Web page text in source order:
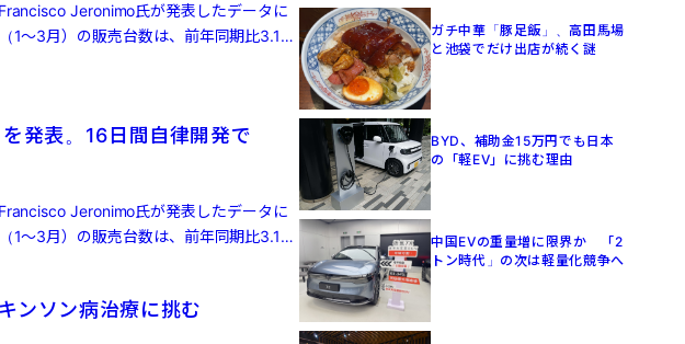
Jeronimo氏が発表したデータに
1～3月）の販売台数は、前年同期比3.1%
発表。16日間自律開発で
Jeronimo氏が発表したデータに
1～3月）の販売台数は、前年同期比3.1%
ンソン病治療に挑む
ガチ中華「豚足飯」、高田馬場
と池袋でだけ出店が続く謎
BYD、補助金15万円でも日本
の「軽EV」に挑む理由
中国EVの重量増に限界か 「2
トン時代」の次は軽量化競争へ